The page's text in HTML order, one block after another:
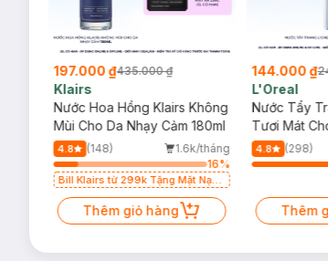
197.000 ₫435.000 ₫
Klairs
Nước Hoa Hồng Klairs Không
Mùi Cho Da Nhạy Cảm 180ml
4.8 (148)
1.6k/tháng
16%
Bill Klairs từ 299k Tặng Mặt Nạ
Nhờn 25ml (SL Có Hạn)
Thêm giỏ hàng
144.000 ₫
L'Oreal
Nước Tẩy
Tươi Mát
Hợp 400ml
4.8 (298)
Thêm